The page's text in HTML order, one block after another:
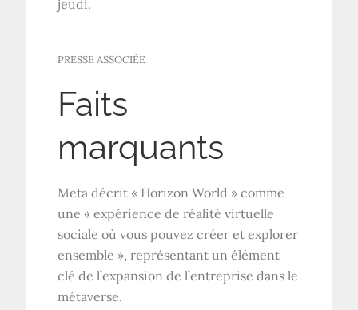
jeudi.
PRESSE ASSOCIÉE
Faits
marquants
Meta décrit « Horizon World » comme
une « expérience de réalité virtuelle
sociale où vous pouvez créer et explorer
ensemble », représentant un élément
clé de l’expansion de l’entreprise dans le
métaverse.